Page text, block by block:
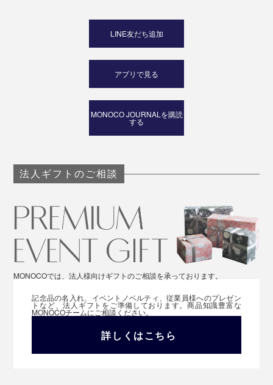
LINE友だち追加
アプリで見る
MONOCO JOURNALを購読
する
法人ギフトのご相談
MONOCOでは、法人様向けギフトのご相談を承っております。
記念品の名入れ、イベントノベルティ、従業員様へのプレゼン
トなど、法人ギフトをご準備しております。商品知識豊富な
MONOCOチームにご相談ください。
詳しくはこちら